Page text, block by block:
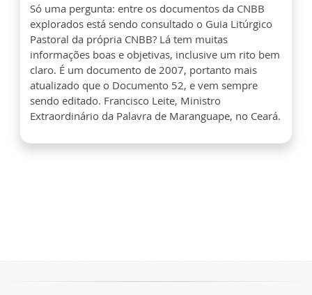
Só uma pergunta: entre os documentos da CNBB
explorados está sendo consultado o Guia Litúrgico
Pastoral da própria CNBB? Lá tem muitas
informações boas e objetivas, inclusive um rito bem
claro. É um documento de 2007, portanto mais
atualizado que o Documento 52, e vem sempre
sendo editado. Francisco Leite, Ministro
Extraordinário da Palavra de Maranguape, no Ceará.